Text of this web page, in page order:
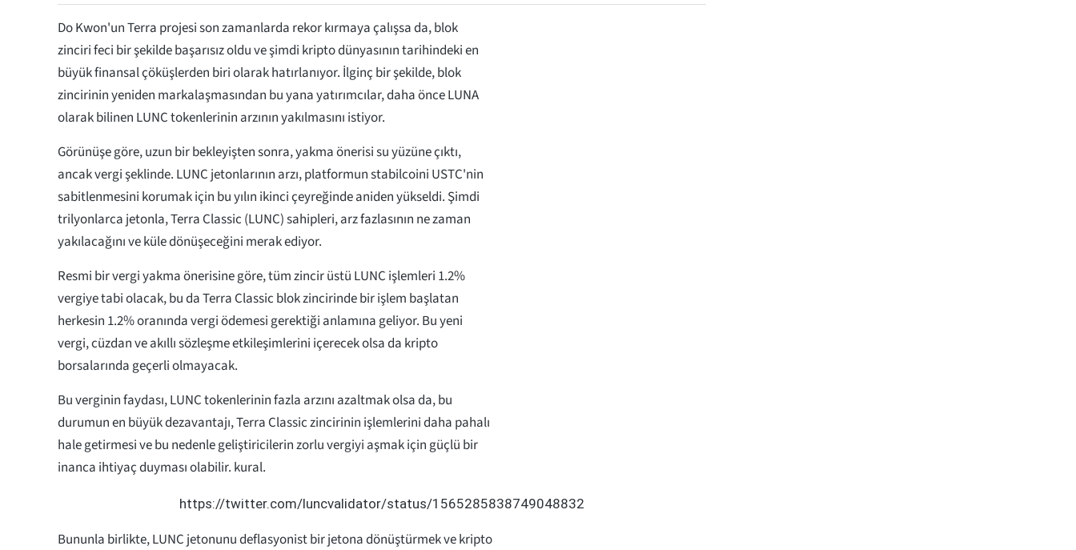
Do Kwon'un Terra projesi son zamanlarda rekor kırmaya çalışsa da, blok
zinciri feci bir şekilde başarısız oldu ve şimdi kripto dünyasının tarihindeki en
büyük finansal çöküşlerden biri olarak hatırlanıyor. İlginç bir şekilde, blok
zincirinin yeniden markalaşmasından bu yana yatırımcılar, daha önce LUNA
olarak bilinen LUNC tokenlerinin arzının yakılmasını istiyor.
Görünüşe göre, uzun bir bekleyişten sonra, yakma önerisi su yüzüne çıktı,
ancak vergi şeklinde. LUNC jetonlarının arzı, platformun stabilcoini USTC'nin
sabitlenmesini korumak için bu yılın ikinci çeyreğinde aniden yükseldi. Şimdi
trilyonlarca jetonla, Terra Classic (LUNC) sahipleri, arz fazlasının ne zaman
yakılacağını ve küle dönüşeceğini merak ediyor.
Resmi bir vergi yakma önerisine göre, tüm zincir üstü LUNC işlemleri 1.2%
vergiye tabi olacak, bu da Terra Classic blok zincirinde bir işlem başlatan
herkesin 1.2% oranında vergi ödemesi gerektiği anlamına geliyor. Bu yeni
vergi, cüzdan ve akıllı sözleşme etkileşimlerini içerecek olsa da kripto
borsalarında geçerli olmayacak.
Bu verginin faydası, LUNC tokenlerinin fazla arzını azaltmak olsa da, bu
durumun en büyük dezavantajı, Terra Classic zincirinin işlemlerini daha pahalı
hale getirmesi ve bu nedenle geliştiricilerin zorlu vergiyi aşmak için güçlü bir
inanca ihtiyaç duyması olabilir. kural.
https://twitter.com/luncvalidator/status/1565285838749048832
Bununla birlikte, LUNC jetonunu deflasyonist bir jetona dönüştürmek ve kripto